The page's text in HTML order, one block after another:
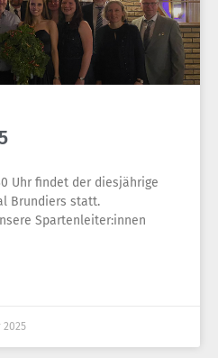
Uhr findet der diesjährige
Brundiers statt.
Spartenleiter:innen
2025